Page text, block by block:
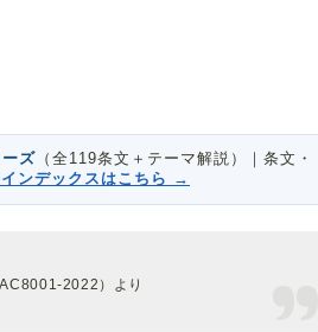
ズ（全119条文＋テーマ解説）｜条文・
ンデックスはこちら →
2022）より